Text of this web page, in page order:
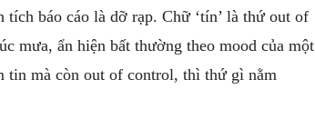
báo cáo là dỡ rạp. Chữ ‘tín’ là thứ out of
mưa, ẩn hiện bất thường theo mood của một
tin mà còn out of control, thì thứ gì nằm